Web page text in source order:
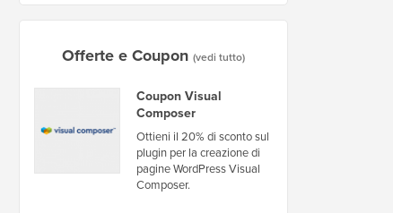
Offerte e Coupon (vedi tutto)
Coupon Visual
Composer
Ottieni il 20% di sconto sul
plugin per la creazione di
pagine WordPress Visual
Composer.